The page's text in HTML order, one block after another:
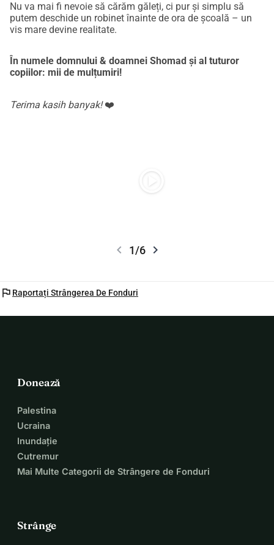
Nu va mai fi nevoie să cărăm găleți, ci pur și simplu să
putem deschide un robinet înainte de ora de școală – un
vis mare devine realitate.
În numele domnului & doamnei Shomad și al tuturor
copiilor: mii de mulțumiri!
Terima kasih banyak!❤️
chevron_left 1/6 chevron_right
flag Raportați Strângerea De Fonduri
Donează
Palestina
Ucraina
Inundație
Cutremur
Mai Multe Categorii de Strângere de Fonduri
Strânge